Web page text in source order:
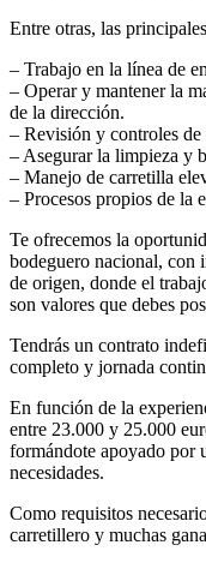
Entre otras, las
– Trabajo en la línea de
– Operar y mantener la
de la dirección.
– Revisión y controles de
– Asegurar la limpieza y
– Manejo de carretilla
– Procesos propios de la
Te ofrecemos la
bodeguero nacional, con
de origen, donde el
son valores que debes
Tendrás un contrato
completo y jornada
En función de la
entre 23.000 y 25.000
formándote apoyado por
necesidades.
Como requisitos
carretillero y muchas